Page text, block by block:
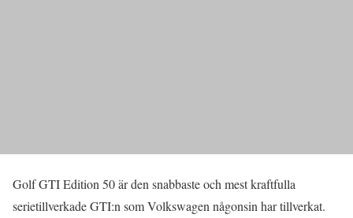
Golf GTI Edition 50 är den snabbaste och mest kraftfulla
serietillverkade GTI:n som Volkswagen någonsin har tillverkat.